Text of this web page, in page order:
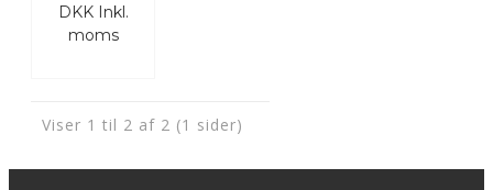
DKK Inkl.
moms
Viser 1 til 2 af 2 (1 sider)